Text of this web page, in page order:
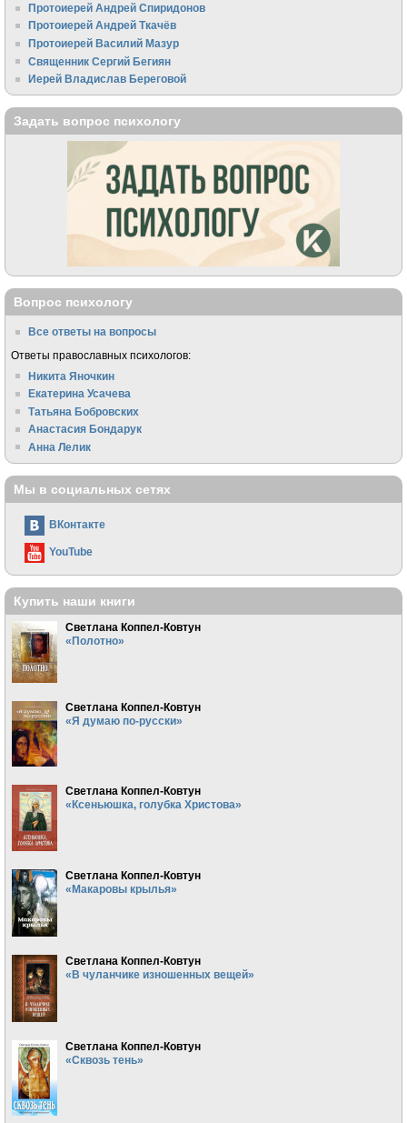
Протоиерей Андрей Спиридонов
Протоиерей Андрей Ткачёв
Протоиерей Василий Мазур
Священник Сергий Бегиян
Иерей Владислав Береговой
Задать вопрос психологу
Вопрос психологу
Все ответы на вопросы
Ответы православных психологов:
Никита Яночкин
Екатерина Усачева
Татьяна Бобровских
Анастасия Бондарук
Анна Лелик
Мы в социальных сетях
ВКонтакте
YouTube
Купить наши книги
Светлана Коппел-Ковтун
«Полотно»
Светлана Коппел-Ковтун
«Я думаю по-русски»
Светлана Коппел-Ковтун
«Ксеньюшка, голубка Христова»
Светлана Коппел-Ковтун
«Макаровы крылья»
Светлана Коппел-Ковтун
«В чуланчике изношенных вещей»
Светлана Коппел-Ковтун
«Сквозь тень»